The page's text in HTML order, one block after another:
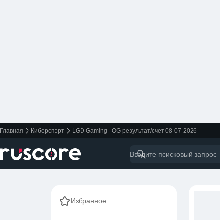
Главная Киберспорт LGD Gaming - OG результат/счет 08-07-2026
Избранное